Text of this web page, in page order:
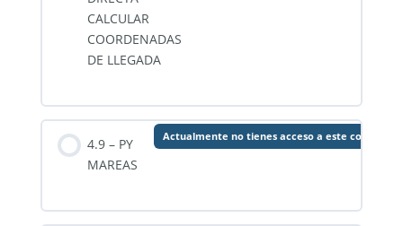
CALCULAR
COORDENADAS
DE LLEGADA
4.9 – PY
MAREAS
Actualmente no tienes acceso a este contenido